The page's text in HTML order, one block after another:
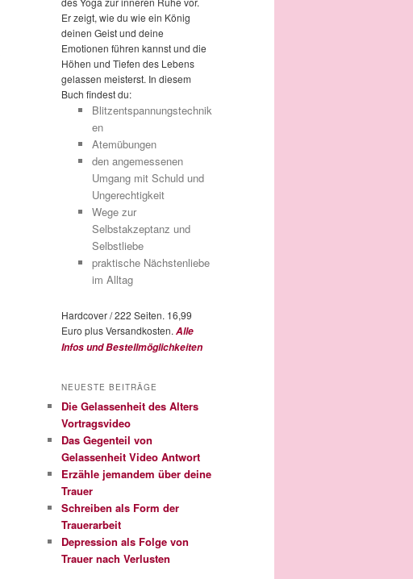
Er zeigt, wie du wie ein König
deinen Geist und deine
Emotionen führen kannst und die
Höhen und Tiefen des Lebens
gelassen meisterst. In diesem
Buch findest du:
Blitzentspannungstechnik
en
Atemübungen
den angemessenen
Umgang mit Schuld und
Ungerechtigkeit
Wege zur
Selbstakzeptanz und
Selbstliebe
praktische Nächstenliebe
im Alltag
Hardcover / 222 Seiten. 16,99
Euro plus Versandkosten.Alle
Infos und Bestellmöglichkeiten
NEUESTE BEITRÄGE
Die Gelassenheit des Alters
Vortragsvideo
Das Gegenteil von
Gelassenheit Video Antwort
Erzähle jemandem über deine
Trauer
Schreiben als Form der
Trauerarbeit
Depression als Folge von
Trauer nach Verlusten